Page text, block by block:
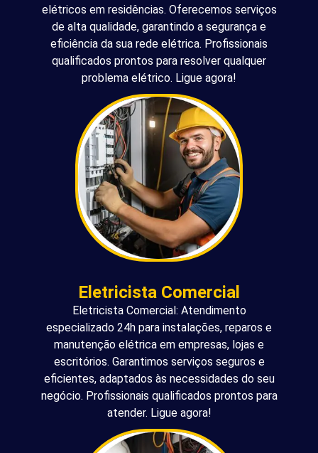
elétricos em residências. Oferecemos serviços
de alta qualidade, garantindo a segurança e
eficiência da sua rede elétrica. Profissionais
qualificados prontos para resolver qualquer
problema elétrico. Ligue agora!
Eletricista Comercial
Eletricista Comercial: Atendimento
especializado 24h para instalações, reparos e
manutenção elétrica em empresas, lojas e
escritórios. Garantimos serviços seguros e
eficientes, adaptados às necessidades do seu
negócio. Profissionais qualificados prontos para
atender. Ligue agora!